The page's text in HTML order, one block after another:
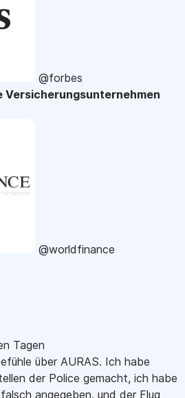
@forbes
Versicherungsunternehmen
@worldfinance
Tagen
über AURAS. Ich habe
der Police gemacht, ich habe
angegeben, und der Flug